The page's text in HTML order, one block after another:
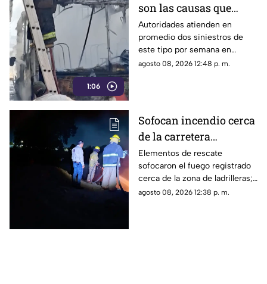
1:06
son las causas que
provocan incendios en
vehículos
Autoridades atienden en
promedio dos siniestros de
este tipo por semana en
Torreón. La falta de
agosto 08, 2026 12:48 p. m.
Sofocan incendio cerca
de la carretera
Matamoros-Torreón:
IMÁGENES
Elementos de rescate
sofocaron el fuego registrado
cerca de la zona de ladrilleras;
no se reportaron personas
agosto 08, 2026 12:38 p. m.